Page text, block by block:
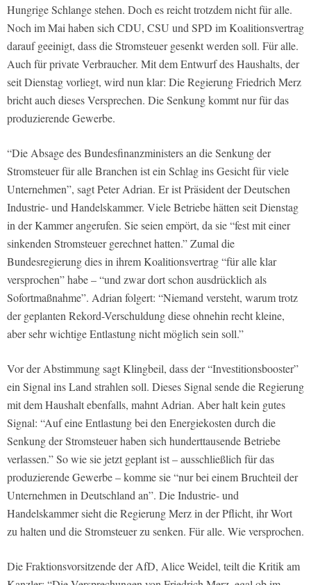
Hungrige Schlange stehen. Doch es reicht trotzdem nicht für alle.
Noch im Mai haben sich CDU, CSU und SPD im Koalitionsvertrag
darauf geeinigt, dass die Stromsteuer gesenkt werden soll. Für alle.
Auch für private Verbraucher. Mit dem Entwurf des Haushalts, der
seit Dienstag vorliegt, wird nun klar: Die Regierung Friedrich Merz
bricht auch dieses Versprechen. Die Senkung kommt nur für das
produzierende Gewerbe.
“Die Absage des Bundesfinanzministers an die Senkung der
Stromsteuer für alle Branchen ist ein Schlag ins Gesicht für viele
Unternehmen”, sagt Peter Adrian. Er ist Präsident der Deutschen
Industrie- und Handelskammer. Viele Betriebe hätten seit Dienstag
in der Kammer angerufen. Sie seien empört, da sie “fest mit einer
sinkenden Stromsteuer gerechnet hatten.” Zumal die
Bundesregierung dies in ihrem Koalitionsvertrag “für alle klar
versprochen” habe – “und zwar dort schon ausdrücklich als
Sofortmaßnahme”. Adrian folgert: “Niemand versteht, warum trotz
der geplanten Rekord-Verschuldung diese ohnehin recht kleine,
aber sehr wichtige Entlastung nicht möglich sein soll.”
Vor der Abstimmung sagt Klingbeil, dass der “Investitionsbooster”
ein Signal ins Land strahlen soll. Dieses Signal sende die Regierung
mit dem Haushalt ebenfalls, mahnt Adrian. Aber halt kein gutes
Signal: “Auf eine Entlastung bei den Energiekosten durch die
Senkung der Stromsteuer haben sich hunderttausende Betriebe
verlassen.” So wie sie jetzt geplant ist – ausschließlich für das
produzierende Gewerbe – komme sie “nur bei einem Bruchteil der
Unternehmen in Deutschland an”. Die Industrie- und
Handelskammer sieht die Regierung Merz in der Pflicht, ihr Wort
zu halten und die Stromsteuer zu senken. Für alle. Wie versprochen.
Die Fraktionsvorsitzende der AfD, Alice Weidel, teilt die Kritik am